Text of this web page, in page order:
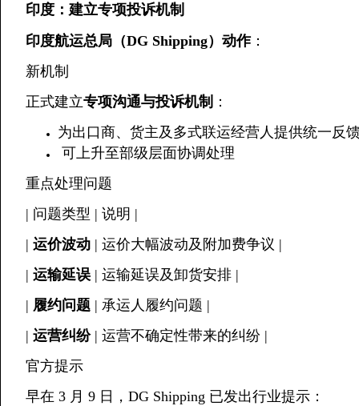
印度：建立专项投诉机制
印度航运总局（DG Shipping）动作：
新机制
正式建立专项沟通与投诉机制 ：
为出口商、货主及多式联运经营人提供统一反
️ 可上升至部级层面协调处理
重点处理问题
| 问题类型 | 说明 |
| 运价波动 | 运价大幅波动及附加费争议 |
| 运输延误 | 运输延误及卸货安排 |
| 履约问题 | 承运人履约问题 |
| 运营纠纷| 运营不确定性带来的纠纷 |
官方提示
早在 3 月 9 日，DG Shipping 已发出行业提示：